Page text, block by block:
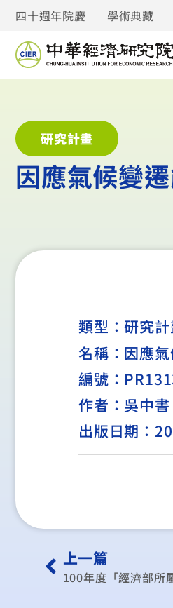
四十週年院慶 學術典藏
研究計畫
因應氣候變
類型：研究
名稱：因應
編號：
作者：吳中書
出版日期：
上一篇